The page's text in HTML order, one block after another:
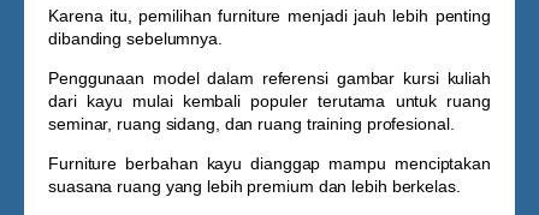
Karena itu, pemilihan furniture menjadi jauh lebih penting
dibanding sebelumnya.
Penggunaan model dalam referensi gambar kursi kuliah
dari kayu mulai kembali populer terutama untuk ruang
seminar, ruang sidang, dan ruang training profesional.
Furniture berbahan kayu dianggap mampu menciptakan
suasana ruang yang lebih premium dan lebih berkelas.